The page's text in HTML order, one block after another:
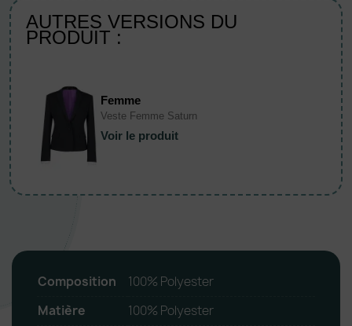
AUTRES VERSIONS DU
PRODUIT :
Femme
Veste Femme Saturn
Voir le produit
Composition
100% Polyester
Matière
100% Polyester